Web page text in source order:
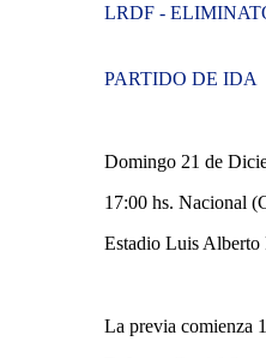
LRDF -
PARTIDO DE IDA
Domingo 21 de
17:00 hs. Nacional
Estadio Luis Alberto
La previa comienza